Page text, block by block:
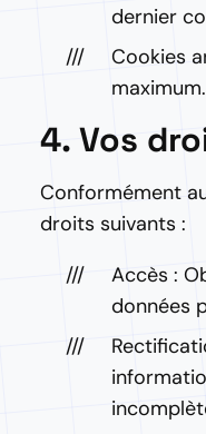
dernier
Cookies
maximum.
4. Vos
Conformément
droits suivants :
Accès :
données